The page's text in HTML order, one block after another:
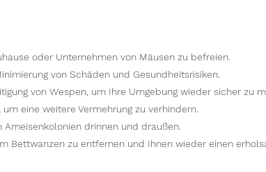
oder Unternehmen von Mäusen zu befreien.
von Schäden und Gesundheitsrisiken.
von Wespen, um Ihre Umgebung wieder sicher zu
eine weitere Vermehrung zu verhindern.
drinnen und draußen.
Bettwanzen zu entfernen und Ihnen wieder einen